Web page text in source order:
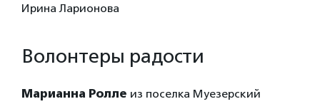
Ирина Ларионова
Волонтеры радости
Марианна Ролле из поселка Муезерский